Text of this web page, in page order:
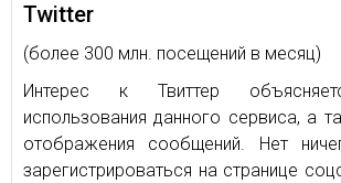
Twitter
(более 300 млн. посещений в месяц)
Интерес к Твиттер
использования данного сервиса, а
отображения сообщений. Нет
зарегистрироваться на странице